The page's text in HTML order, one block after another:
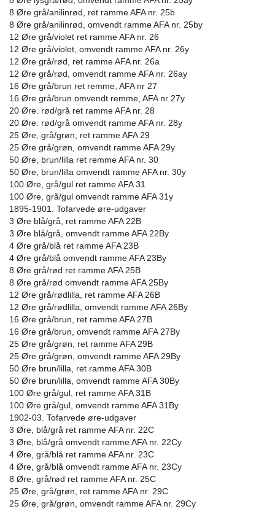
8 Øre grå/anilinrød, ret ramme AFA nr. 25b
8 Øre grå/anilinrød, omvendt ramme AFA nr. 25by
12 Øre grå/violet ret ramme AFA nr. 26
12 Øre grå/violet, omvendt ramme AFA nr. 26y
12 Øre grå/rød, ret ramme AFA nr. 26a
12 Øre grå/rød, omvendt ramme AFA nr. 26ay
16 Øre grå/brun ret remme, AFA nr 27
16 Øre grå/brun omvendt remme, AFA nr 27y
20 Øre. rød/grå ret ramme AFA nr. 28
20 Øre. rød/grå omvendt ramme AFA nr. 28y
25 Øre, grå/grøn, ret ramme AFA 29
25 Øre grå/grøn, omvendt ramme AFA 29y
50 Øre, brun/lilla ret remme AFA nr. 30
50 Øre, brun/lilla omvendt ramme AFA nr. 30y
100 Øre, grå/gul ret ramme AFA 31
100 Øre, grå/gul omvendt ramme AFA 31y
1895-1901. Tofarvede øre-udgaver
3 Øre blå/grå, ret ramme AFA 22B
3 Øre blå/grå, omvendt ramme AFA 22By
4 Øre grå/blå ret ramme AFA 23B
4 Øre grå/blå omvendt ramme AFA 23By
8 Øre grå/rød ret ramme AFA 25B
8 Øre grå/rød omvendt ramme AFA 25By
12 Øre grå/rødlilla, ret ramme AFA 26B
12 Øre grå/rødlilla, omvendt ramme AFA 26By
16 Øre grå/brun, ret ramme AFA 27B
16 Øre grå/brun, omvendt ramme AFA 27By
25 Øre grå/grøn, ret ramme AFA 29B
25 Øre grå/grøn, omvendt ramme AFA 29By
50 Øre brun/lilla, ret ramme AFA 30B
50 Øre brun/lilla, omvendt ramme AFA 30By
100 Øre grå/gul, ret ramme AFA 31B
100 Øre grå/gul, omvendt ramme AFA 31By
1902-03. Tofarvede øre-udgaver
3 Øre, blå/grå ret ramme AFA nr. 22C
3 Øre, blå/grå omvendt ramme AFA nr. 22Cy
4 Øre, grå/blå ret ramme AFA nr. 23C
4 Øre, grå/blå omvendt ramme AFA nr. 23Cy
8 Øre, grå/rød ret ramme AFA nr. 25C
25 Øre, grå/grøn, ret ramme AFA nr. 29C
25 Øre, grå/grøn, omvendt ramme AFA nr. 29Cy